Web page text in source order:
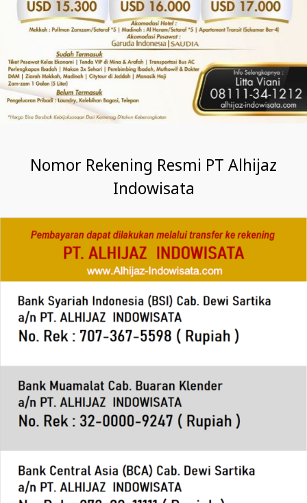
Nomor Rekening Resmi PT Alhijaz
Indowisata